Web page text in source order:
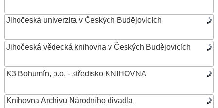
Jihočeská univerzita v Českých Budějovicích
Jihočeská vědecká knihovna v Českých Budějovicích
K3 Bohumín, p.o. - středisko KNIHOVNA
Knihovna Archivu Národního divadla